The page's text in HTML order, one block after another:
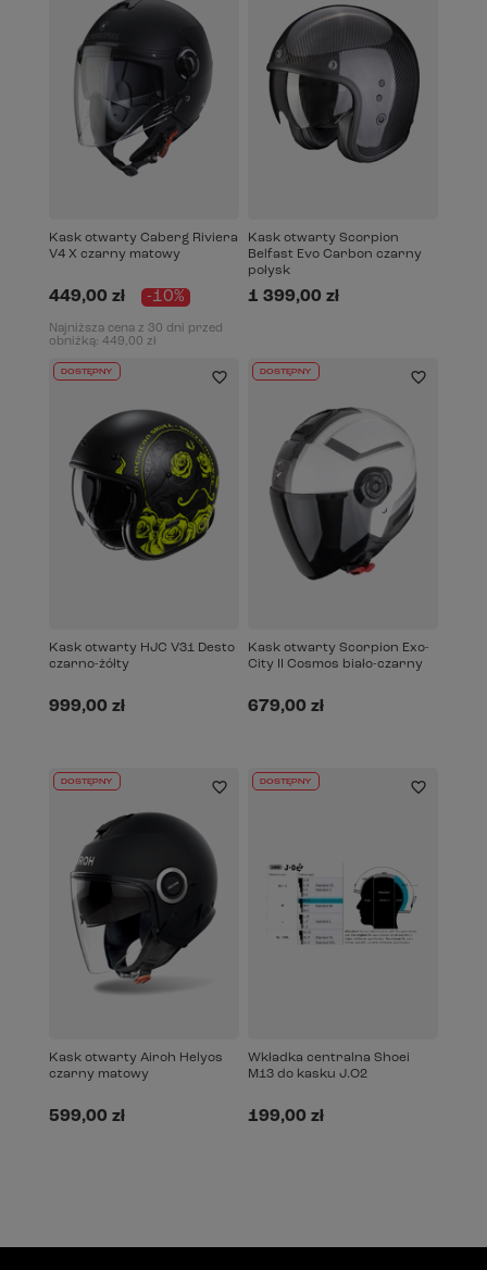
Kask otwarty Caberg Riviera
V4 X czarny matowy
449,00 zł -10%
Najniższa cena z 30 dni przed
obniżką: 449,00 zł
Kask otwarty Scorpion
Belfast Evo Carbon czarny
połysk
1 399,00 zł
DOSTĘPNY
Kask otwarty HJC V31 Desto
czarno-żółty
999,00 zł
DOSTĘPNY
Kask otwarty Scorpion Exo-
City II Cosmos biało-czarny
679,00 zł
DOSTĘPNY
Kask otwarty Airoh Helyos
czarny matowy
599,00 zł
DOSTĘPNY
Wkładka centralna Shoei
M13 do kasku J.O2
199,00 zł